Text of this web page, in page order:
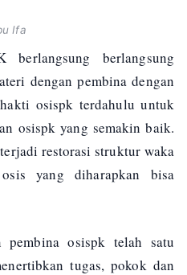
Ifa
berlangsung berlangsung
dengan pembina dengan
osispk terdahulu untuk
osispk yang semakin baik.
restorasi struktur waka
yang diharapkan bisa
pembina osispk telah satu
tugas, pokok dan